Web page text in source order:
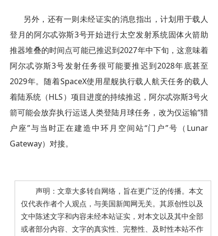
另外，还有一则未经证实的消息指出，计划用于载人
登月的阿尔忒弥斯3号开始进行太空发射系统固体火箭助
推器堆叠的时间点可能已推迟到2027年中下旬，这意味着
阿尔忒弥斯3号发射任务很可能要推迟到2028年底甚至
2029年。随着SpaceX使用星舰执行载人航天任务的载人
着陆系统（HLS）项目进度的持续推迟，阿尔忒弥斯3号火
箭可能会放弃执行运送人类登陆月球任务，改为仅运输“猎
户座”与当时正在建造中环月空间站“门户”号（Lunar
Gateway）对接。
声明：文章大多转自网络，旨在更广泛的传播。本文
仅代表作者个人观点，与美国新闻网无关。其原创性以及
文中陈述文字和内容未经本站证实，对本文以及其中全部
或者部分内容、文字的真实性、完整性、及时性本站不作